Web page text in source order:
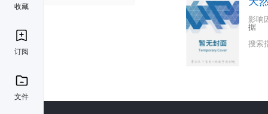
收藏
订阅
文件
影响
据
搜索